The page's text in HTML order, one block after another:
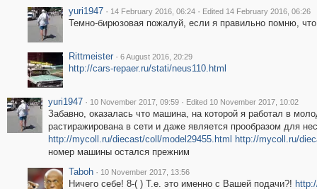
yuri1947 · 14 February 2016, 06:24 · Edited 14 February 2016, 06:26
Темно-бирюзовая пожалуй, если я правильно помню, что
Rittmeister · 6 August 2016, 20:29
http://cars-repaer.ru/stati/neus110.html
yuri1947 · 10 November 2017, 09:59 · Edited 10 November 2017, 10:02
Забавно, оказалась что машина, на которой я работал в
растиражирована в сети и даже является прообразом для
http://mycoll.ru/diecast/coll/model29455.html
http://mycoll.ru/
номер машины остался прежним
Taboh · 10 November 2017, 13:56
Ничего себе! 8-( ) Т.е. это именно с Вашей подачи?!